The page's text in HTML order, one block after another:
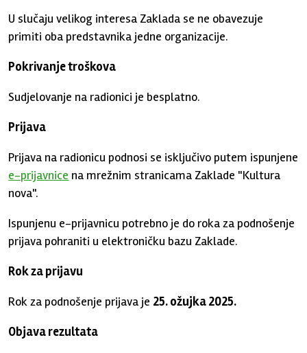
U slučaju velikog interesa Zaklada se ne obavezuje
primiti oba predstavnika jedne organizacije.
Pokrivanje troškova
Sudjelovanje na radionici je besplatno.
Prijava
Prijava na radionicu podnosi se isključivo putem ispunjene
e-prijavnice na mrežnim stranicama Zaklade "Kultura
nova".
Ispunjenu e-prijavnicu potrebno je do roka za podnošenje
prijava pohraniti u elektroničku bazu Zaklade.
Rok za prijavu
Rok za podnošenje prijava je 25. ožujka 2025.
Objava rezultata